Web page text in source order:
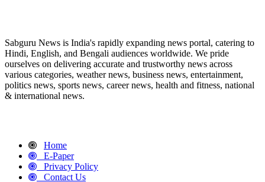
Sabguru News is India's rapidly expanding news portal, catering to
Hindi, English, and Bengali audiences worldwide. We pride
ourselves on delivering accurate and trustworthy news across
various categories, weather news, business news, entertainment,
politics news, sports news, career news, health and fitness, national
& international news.
Home
E-Paper
Privacy Policy
Contact Us